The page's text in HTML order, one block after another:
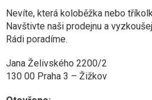
Nevíte, která koloběžka nebo
Navštivte naši prodejnu a
Rádi poradíme.
Jana Želivského 2200/2
130 00 Praha 3 – Žižkov